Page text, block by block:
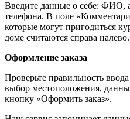
Введите данные о себе: ФИО,
телефона. В поле
которые могут пригодиться
доме считаются справа налево.
Оформление заказа
Проверьте правильность
выбор местоположения,
кнопку «Оформить заказ».